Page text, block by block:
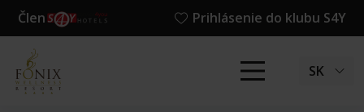
Člen Prihlásenie do klubu S4Y
SK